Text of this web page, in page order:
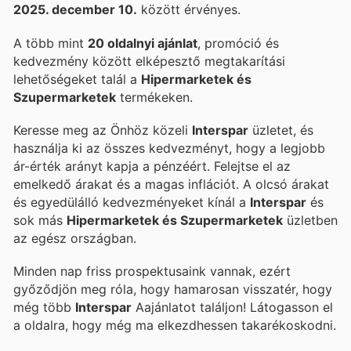
2025. december 10. között érvényes.
A több mint 20 oldalnyi ajánlat, promóció és
kedvezmény között elképesztő megtakarítási
lehetőségeket talál a Hipermarketek és
Szupermarketek termékeken.
Keresse meg az Önhöz közeli Interspar üzletet, és
használja ki az összes kedvezményt, hogy a legjobb
ár-érték arányt kapja a pénzéért. Felejtse el az
emelkedő árakat és a magas inflációt. A olcsó árakat
és egyedülálló kedvezményeket kínál a Interspar és
sok más Hipermarketek és Szupermarketek üzletben
az egész országban.
Minden nap friss prospektusaink vannak, ezért
győződjön meg róla, hogy hamarosan visszatér, hogy
még több Interspar Aajánlatot találjon! Látogasson el
a oldalra, hogy még ma elkezdhessen takarékoskodni.